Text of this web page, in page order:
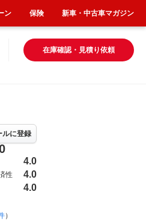
在庫確認・見積り依頼
ルに登録
年10月~2006年10月（103）
4.0
性 4.0
4.0
）
ン 保険 新車・中古車マガジン